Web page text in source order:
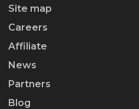
Site map
Careers
Affiliate
News
Partners
Blog